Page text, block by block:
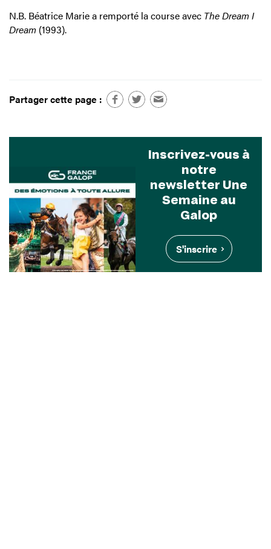
N.B. Béatrice Marie a remporté la course avec The Dream I
Dream (1993).
Partager cette page :
Inscrivez-vous à
notre
newsletter Une
Semaine au
Galop
S'inscrire